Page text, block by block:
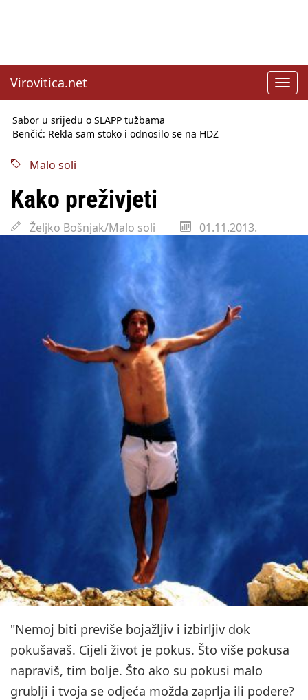
Virovitica.net
Sabor u srijedu o SLAPP tužbama
Benčić: Rekla sam stoko i odnosilo se na HDZ
godine
najavio za jesen
Državni tajnik Rukavina: Hrvatska ima 3,6 milijuna birača
HŽ Infrastruktura: Nesreće na željezničkim prijelazima
prepolovljene
Državni inspektorat opozvao Barebells pločicu - soft protein
Malo soli
Kako preživjeti
Željko Bošnjak/Malo soli 01.11.2013.
"Nemoj biti previše bojažljiv i izbirljiv dok
pokušavaš. Cijeli život je pokus. Što više pokusa
napraviš, tim bolje. Što ako su pokusi malo
grublji i tvoja se odjeća možda zaprlja ili podere?